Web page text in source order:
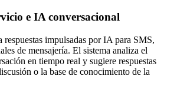
e IA conversacional
respuestas impulsadas por IA para SMS,
de mensajería. El sistema analiza el
en tiempo real y sugiere respuestas
o la base de conocimiento de la